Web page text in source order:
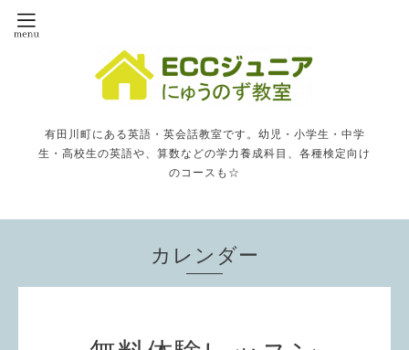
有田川町にある英語・英会話教室です。幼児・小学生・中学
生・高校生の英語や、算数などの学力養成科目、各種検定向け
のコースも☆
カレンダー